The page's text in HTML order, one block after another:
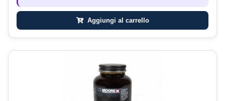
Aggiungi al carrello